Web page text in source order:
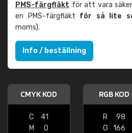
PMS-färgfläkt för att vara
en PMS-färgfläkt för så lite
moms).
Info / beställning
CMYK KOD
C
41
M
0
RGB KOD
R
98
G
166